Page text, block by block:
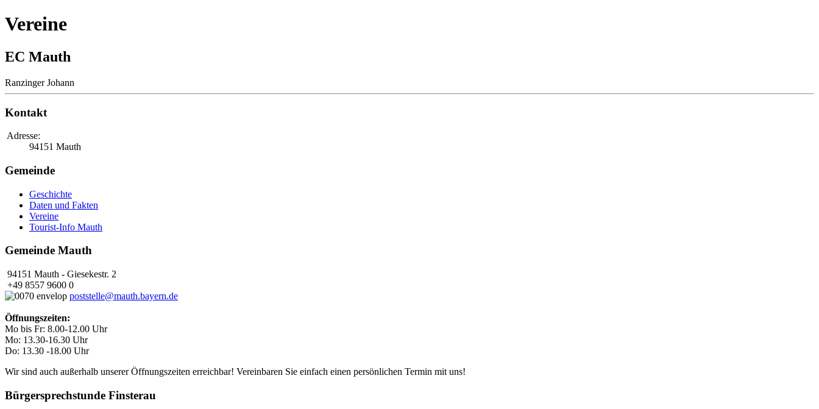
Vereine
EC Mauth
Ranzinger Johann
Kontakt
Adresse:
94151 Mauth
Gemeinde
Geschichte
Daten und Fakten
Vereine
Tourist-Info Mauth
Gemeinde Mauth
94151 Mauth - Giesekestr. 2
+49 8557 9600 0
poststelle@mauth.bayern.de
Öffnungszeiten:
Mo bis Fr: 8.00-12.00 Uhr
Mo: 13.30-16.30 Uhr
Do: 13.30 -18.00 Uhr
Wir sind auch außerhalb unserer Öffnungszeiten erreichbar! Vereinbaren Sie einfach einen persönlichen Termin mit uns!
Bürgersprechstunde Finsterau